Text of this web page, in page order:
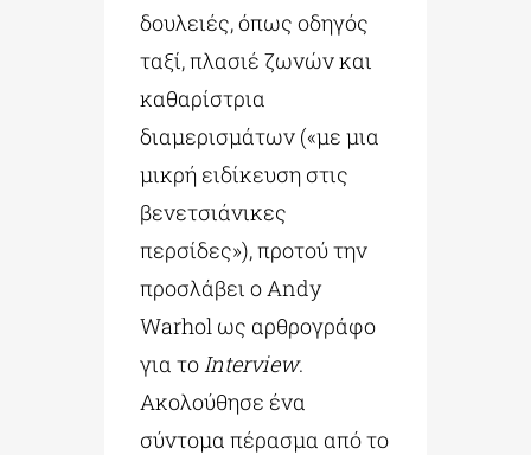
δουλειές, όπως οδηγός
ταξί, πλασιέ ζωνών και
καθαρίστρια
διαμερισμάτων («με μια
μικρή ειδίκευση στις
βενετσιάνικες
περσίδες»), προτού την
προσλάβει ο Andy
Warhol ως αρθρογράφο
για τοInterview.
Ακολούθησε ένα
σύντομα πέρασμα από το